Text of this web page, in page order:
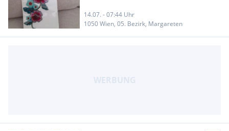
14.07. - 07:44 Uhr
1050 Wien, 05. Bezirk, Margareten